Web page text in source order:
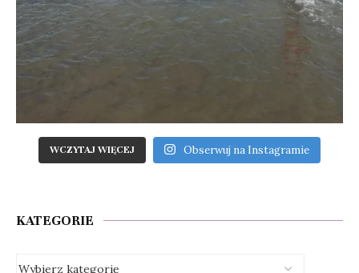
WCZYTAJ WIĘCEJ Obserwuj na Instagramie
KATEGORIE